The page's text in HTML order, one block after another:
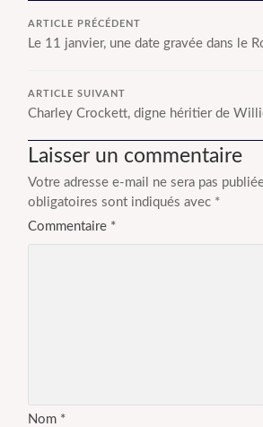
ARTICLE PRÉCÉDENT
Le 11 janvier, une date gravée dans le
ARTICLE SUIVANT
Charley Crockett, digne héritier de
Laisser un commentaire
Votre adresse e-mail ne sera pas
obligatoires sont indiqués avec *
Commentaire *
Nom *